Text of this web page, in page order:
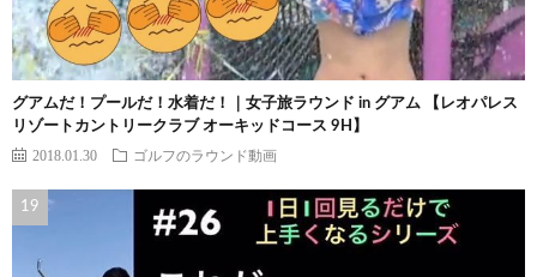
グアムだ！プールだ！水着だ！｜女子旅ラウンド in グアム 【レオパレス
リゾートカントリークラブ オーキッドコース 9H】
2018.01.30 ゴルフのラウンド動画